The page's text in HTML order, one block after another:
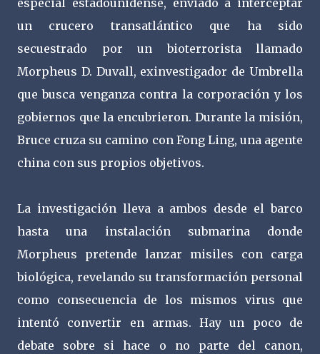
especial estadounidense, enviado a interceptar
un crucero transatlántico que ha sido
secuestrado por un bioterrorista llamado
Morpheus D. Duvall, exinvestigador de Umbrella
que busca venganza contra la corporación y los
gobiernos que la encubrieron. Durante la misión,
Bruce cruza su camino con Fong Ling, una agente
china con sus propios objetivos.
La investigación lleva a ambos desde el barco
hasta una instalación submarina donde
Morpheus pretende lanzar misiles con carga
biológica, revelando su transformación personal
como consecuencia de los mismos virus que
intentó convertir en armas. Hay un poco de
debate sobre si hace o no parte del canon,